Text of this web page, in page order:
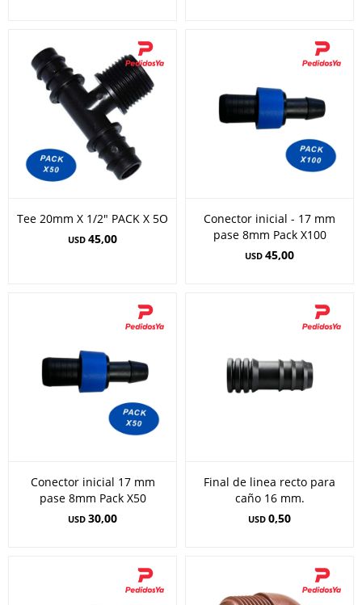
Tee 20mm X 1/2" PACK X 5O
USD 45,00
Conector inicial - 17 mm
pase 8mm Pack X100
USD 45,00
Conector inicial 17 mm
pase 8mm Pack X50
USD 30,00
Final de linea recto para
caño 16 mm.
USD 0,50